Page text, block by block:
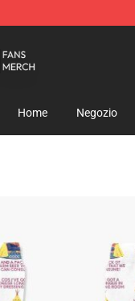
Home Negozio